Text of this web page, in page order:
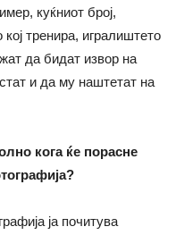
куќниот број,
тренира, игралиштето
да бидат извор на
и да му наштетат на
кога ќе порасне
ја почитува